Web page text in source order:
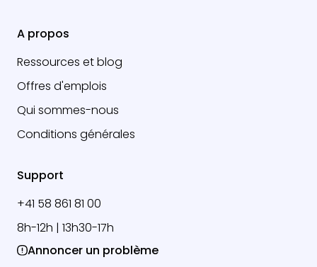
A propos
Ressources et blog
Offres d'emplois
Qui sommes-nous
Conditions générales
Support
+41 58 861 81 00
8h-12h | 13h30-17h
Annoncer un problème